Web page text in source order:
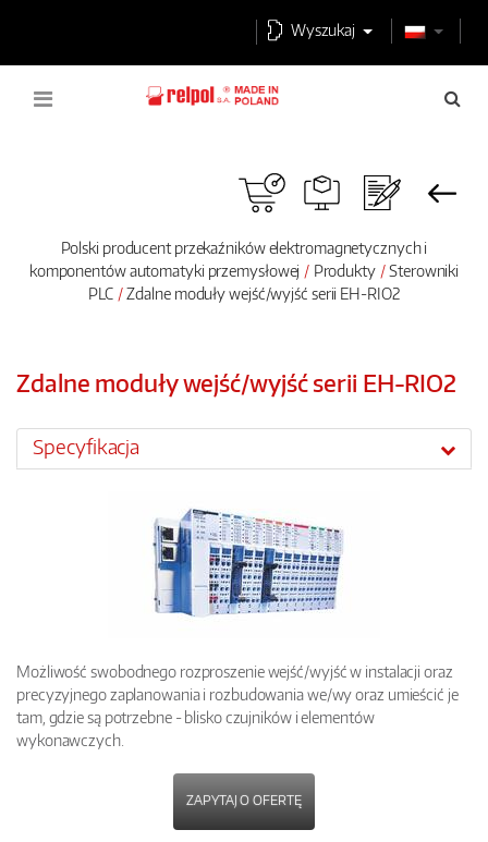
Wyszukaj
Polski producent przekaźników elektromagnetycznych i
komponentów automatyki przemysłowej
Produkty
Sterowniki
PLC
Zdalne moduły wejść/wyjść serii EH-RIO2
Zdalne moduły wejść/wyjść serii EH-RIO2
Specyfikacja
Możliwość swobodnego rozproszenie wejść/wyjść w instalacji oraz
precyzyjnego zaplanowania i rozbudowania we/wy oraz umieścić je
tam, gdzie są potrzebne - blisko czujników i elementów
wykonawczych.
ZAPYTAJ O OFERTĘ